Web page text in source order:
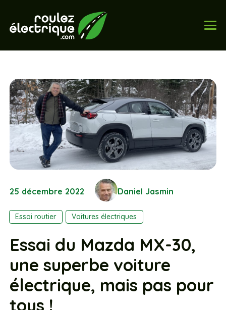
25 décembre 2022 Daniel Jasmin
Essai routier Voitures électriques
Essai du Mazda MX-30,
une superbe voiture
électrique, mais pas pour
tous !